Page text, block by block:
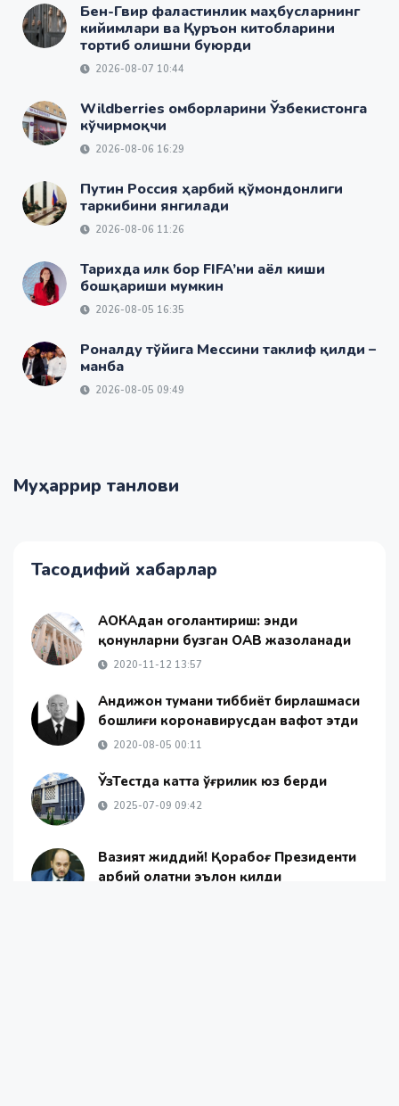
Бен-Гвир фаластинлик маҳбусларнинг
кийимлари ва Қуръон китобларини
тортиб олишни буюрди
2026-08-07 10:44
Wildberries омборларини Ўзбекистонга
кўчирмоқчи
2026-08-06 16:29
Путин Россия ҳарбий қўмондонлиги
таркибини янгилади
2026-08-06 11:26
Тарихда илк бор FIFA’ни аёл киши
бошқариши мумкин
2026-08-05 16:35
Роналду тўйига Мессини таклиф қилди –
манба
2026-08-05 09:49
Муҳаррир танлови
Тасодифий хабарлар
АОКАдан огоҳлантириш: энди
қонунларни бузган ОАВ жазоланади
2020-11-12 13:57
Андижон тумани тиббиёт бирлашмаси
бошлиғи коронавирусдан вафот этди
2020-08-05 00:11
ЎзТестда катта ўғрилик юз берди
2025-07-09 09:42
Вазият жиддий! Қорабоғ Президенти
ҳарбий ҳолатни эълон қилди